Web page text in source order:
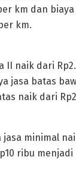
km dan
km.
II naik dari
jasa batas
naik dari
jasa minimal
ribu menjadi